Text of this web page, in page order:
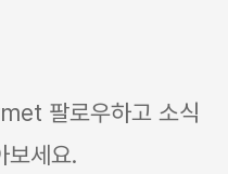
팔로우하고 소식
보세요.